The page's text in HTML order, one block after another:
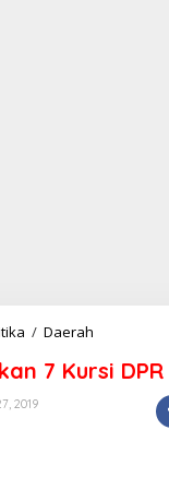
/ Daerah
N
7 Kursi
2019